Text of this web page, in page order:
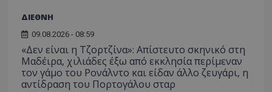
ΔΙΕΘΝΗ
09.08.2026 - 08:59
«Δεν είναι η Τζορτζίνα»: Απίστευτο σκηνικό στη
Μαδέιρα, χιλιάδες έξω από εκκλησία περίμεναν
τον γάμο του Ρονάλντο και είδαν άλλο ζευγάρι, η
αντίδραση του Πορτογάλου σταρ